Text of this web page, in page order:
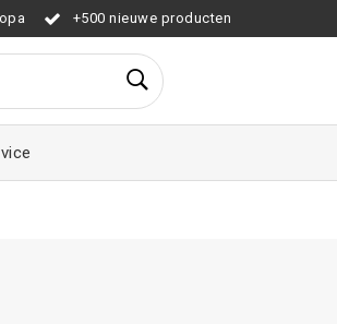
+500 nieuwe producten